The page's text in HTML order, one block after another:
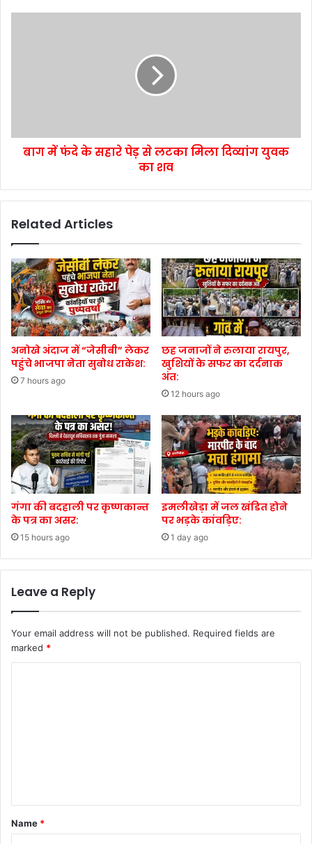
बाग में फंदे के सहारे पेड़ से लटका मिला दिव्यांग युवक
का शव
Related Articles
अनोखे अंदाज में “जेसीबी” लेकर
पहुंचे भाजपा नेता सुबोध राकेश:
7 hours ago
छह जनाजों ने रुलाया रायपुर,
खुशियों के सफर का दर्दनाक
अंत:
12 hours ago
गंगा की बदहाली पर कृष्णकान्त
के पत्र का असर:
15 hours ago
इमलीखेड़ा में जल खंडित होने
पर भड़के कांवड़िए:
1 day ago
Leave a Reply
Your email address will not be published. Required fields are
marked *
*
Name *